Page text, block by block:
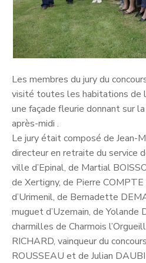
Les membres du jury du
visité toutes les habitations de
une façade fleurie donnant sur
après-midi .
Le jury était composé de Jean-
directeur en retraite du service
ville d’Epinal, de Martial
de Xertigny, de Pierre COMPTE
d’Urimenil, de Bernadette
muguet d’Uzemain, de Yolande
charmilles de Charmois
RICHARD, vainqueur du
ROUSSEAU et de Julian